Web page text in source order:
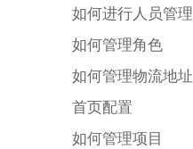
如何进行人员管理
如何管理角色
如何管理物流地址
首页配置
如何管理项目